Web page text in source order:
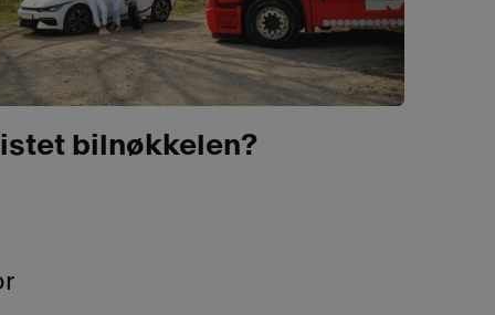
bilnøkkelen?